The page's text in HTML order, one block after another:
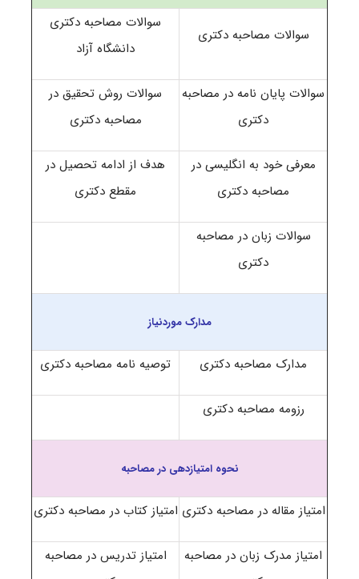
سوالات مصاحبه دکتری
سوالات مصاحبه دکتری
دانشگاه آزاد
سوالات پایان نامه در مصاحبه
دکتری
سوالات روش تحقیق در
مصاحبه دکتری
معرفی خود به انگلیسی در
مصاحبه دکتری
هدف از ادامه تحصیل در
مقطع دکتری
سوالات زبان در مصاحبه
دکتری
مدارک موردنیاز
مدارک مصاحبه دکتری توصیه نامه مصاحبه دکتری
رزومه مصاحبه دکتری
نحوه امتیازدهی در مصاحبه
امتیاز مقاله در مصاحبه دکتری امتیاز کتاب در مصاحبه دکتری
امتیاز مدرک زبان در مصاحبه
امتیاز تدریس در مصاحبه